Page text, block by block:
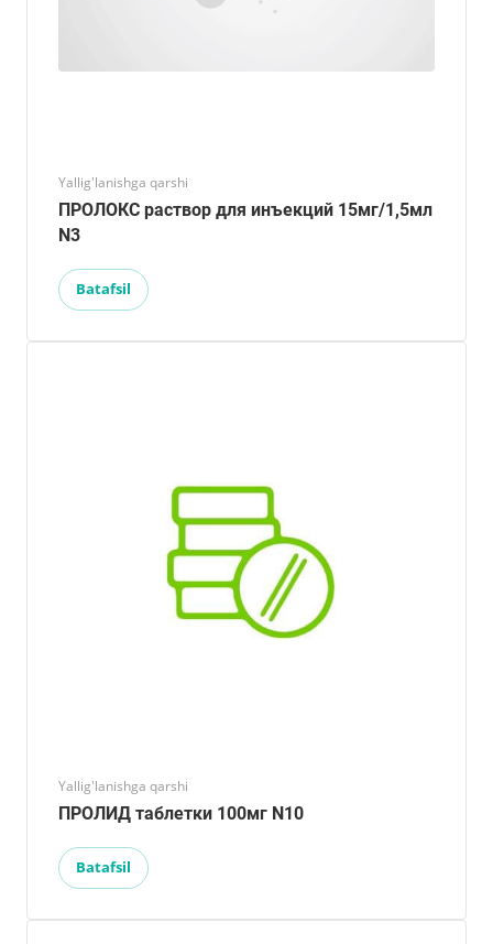
Yallig'lanishga qarshi
ПРОЛОКС раствор для инъекций 15мг/1,5мл
N3
Batafsil
Yallig'lanishga qarshi
ПРОЛИД таблетки 100мг N10
Batafsil